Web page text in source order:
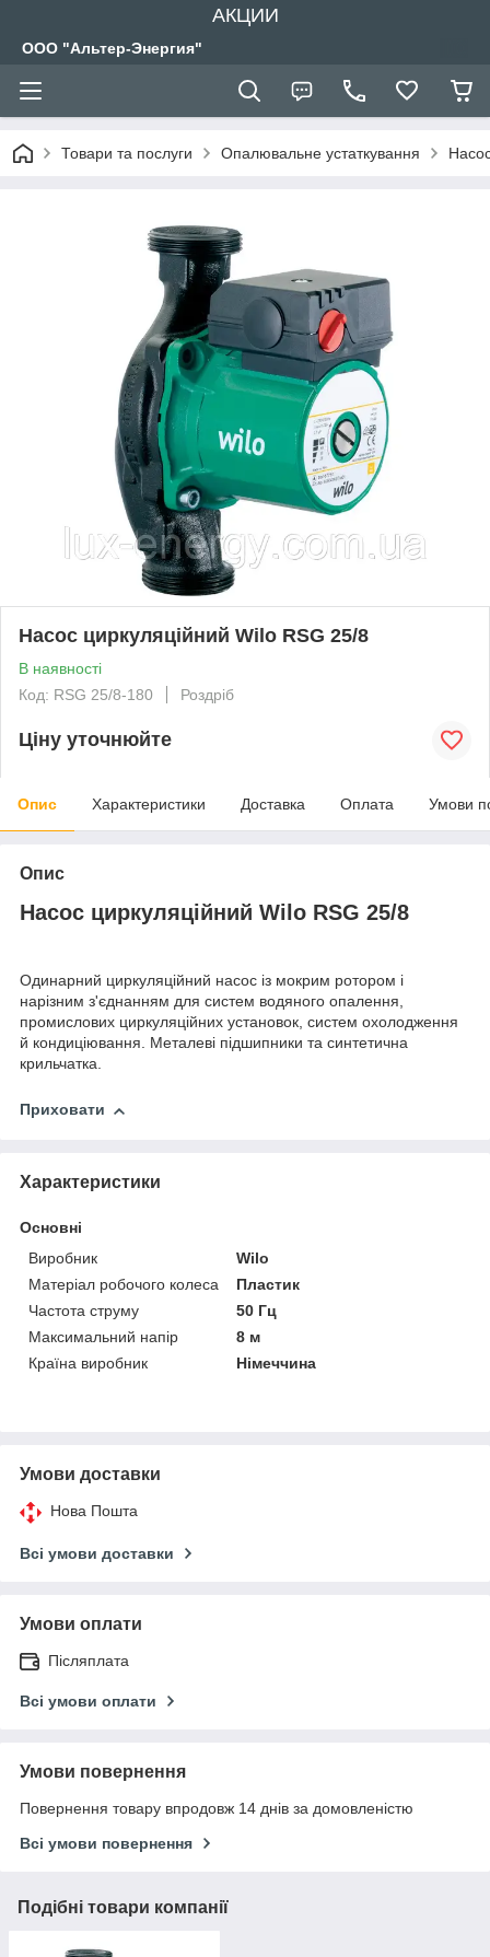
АКЦИИ
ООО "Альтер-Энергия"
Товари та послуги Опалювальне устаткування
Насос циркуляційний Wilo RSG 25/8
В наявності
Код: RSG 25/8-180
Роздріб
Ціну уточнюйте
Опис Характеристики Доставка Оплата Умови
Опис
Насос циркуляційний Wilo RSG 25/8
Одинарний циркуляційний насос із мокрим ротором і
нарізним з'єднанням для систем водяного опалення,
промислових циркуляційних установок, систем охолодження
й кондиціювання. Металеві підшипники та синтетична
крильчатка.
Приховати
Характеристики
Основні
Виробник
Wilo
Матеріал робочого колеса
Пластик
Частота струму
50 Гц
Максимальний напір
8 м
Країна виробник
Німеччина
Умови доставки
Нова Пошта
Всі умови доставки
Умови оплати
Післяплата
Всі умови оплати
Умови повернення
Повернення товару впродовж 14 днів за домовленістю
Всі умови повернення
Подібні товари компанії